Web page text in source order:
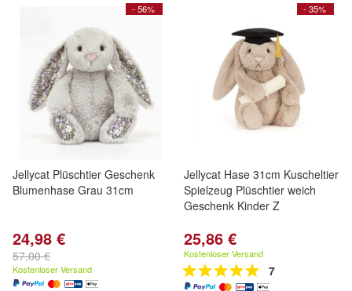
- 56%
Jellycat Plüschtier Geschenk
Blumenhase Grau 31cm
24,98 €
57,00 €
Kostenloser Versand
- 35%
Jellycat Hase 31cm Kuscheltier
Spielzeug Plüschtier weich
Geschenk Kinder Z
25,86 €
Kostenloser Versand
7